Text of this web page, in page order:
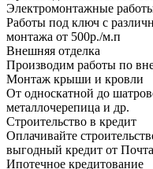
Электромонтажные
Работы под ключ с
монтажа от 500р./м.п
Внешняя отделка
Производим работы по
Монтаж крыши и кровли
От односкатной до
металлочерепица и др.
Строительство в кредит
Оплачивайте
выгодный кредит от
Ипотечное кредитование